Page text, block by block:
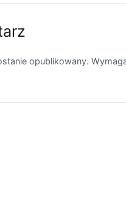
opublikowany.